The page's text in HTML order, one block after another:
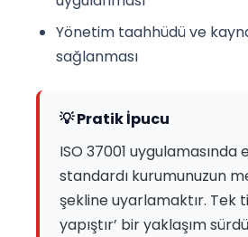
Yönetim taahhüdü ve
sağlanması
💡 Pratik İpucu
ISO 37001 uygulamasında
standardı kurumunuzun
şekline uyarlamaktır. Tek
yapıştır’ bir yaklaşım